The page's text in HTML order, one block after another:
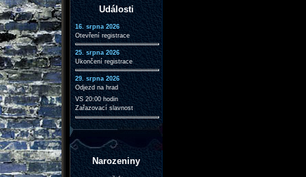
Události
16. srpna 2026
Otevření registrace
25. srpna 2026
Ukončení registrace
29. srpna 2026
Odjezd na hrad
VS 20:00 hodin
Zařazovací slavnost
Narozeniny